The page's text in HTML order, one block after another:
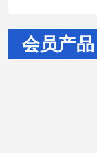
会员产品